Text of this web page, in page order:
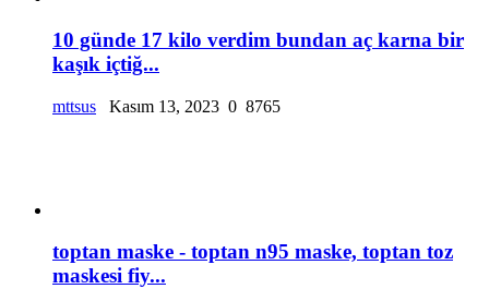
10 günde 17 kilo verdim bundan aç karna bir
kaşık içtiğ...
mttsus Kasım 13, 2023 0 8765
toptan maske - toptan n95 maske, toptan toz
maskesi fiy...